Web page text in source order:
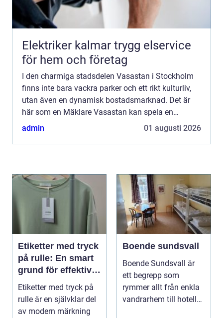
Elektriker kalmar trygg elservice
för hem och företag
I den charmiga stadsdelen Vasastan i Stockholm
finns inte bara vackra parker och ett rikt kulturliv,
utan även en dynamisk bostadsmarknad. Det är
här som en Mäklare Vasastan kan spela en
avgörande roll i att både sä...
admin 01 augusti 2026
Etiketter med tryck
på rulle: En smart
grund för effektiv
märkning
Etiketter med tryck på
rulle är en självklar del
av modern märkning
Boende sundsvall
Boende Sundsvall är
ett begrepp som
rymmer allt från enkla
vandrarhem till hotell